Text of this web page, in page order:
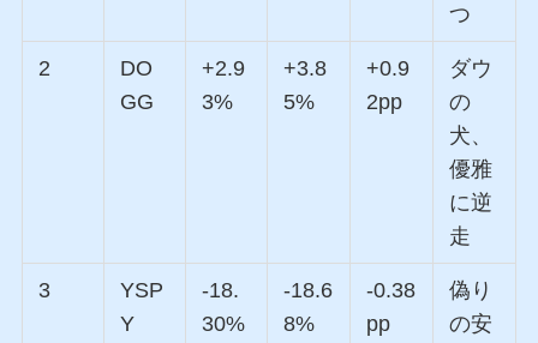
つ
2
DO
GG
+2.9
3%
+3.8
5%
+0.9
2pp
ダウ
の
犬、
優雅
に逆
走
3
YSP
Y
-18.
30%
-18.6
8%
-0.38
pp
偽り
の安